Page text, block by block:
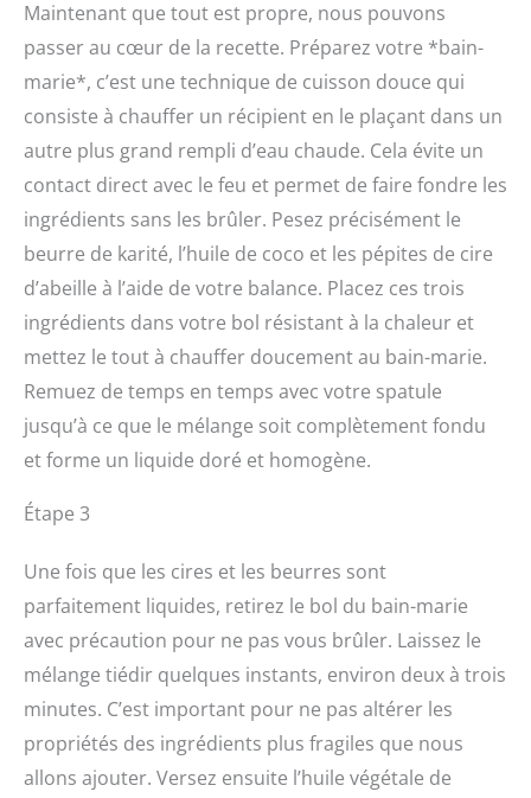
Maintenant que tout est propre, nous pouvons
passer au cœur de la recette. Préparez votre *bain-
marie*, c’est une technique de cuisson douce qui
consiste à chauffer un récipient en le plaçant dans un
autre plus grand rempli d’eau chaude. Cela évite un
contact direct avec le feu et permet de faire fondre les
ingrédients sans les brûler. Pesez précisément le
beurre de karité, l’huile de coco et les pépites de cire
d’abeille à l’aide de votre balance. Placez ces trois
ingrédients dans votre bol résistant à la chaleur et
mettez le tout à chauffer doucement au bain-marie.
Remuez de temps en temps avec votre spatule
jusqu’à ce que le mélange soit complètement fondu
et forme un liquide doré et homogène.
Étape 3
Une fois que les cires et les beurres sont
parfaitement liquides, retirez le bol du bain-marie
avec précaution pour ne pas vous brûler. Laissez le
mélange tiédir quelques instants, environ deux à trois
minutes. C’est important pour ne pas altérer les
propriétés des ingrédients plus fragiles que nous
allons ajouter. Versez ensuite l’huile végétale de